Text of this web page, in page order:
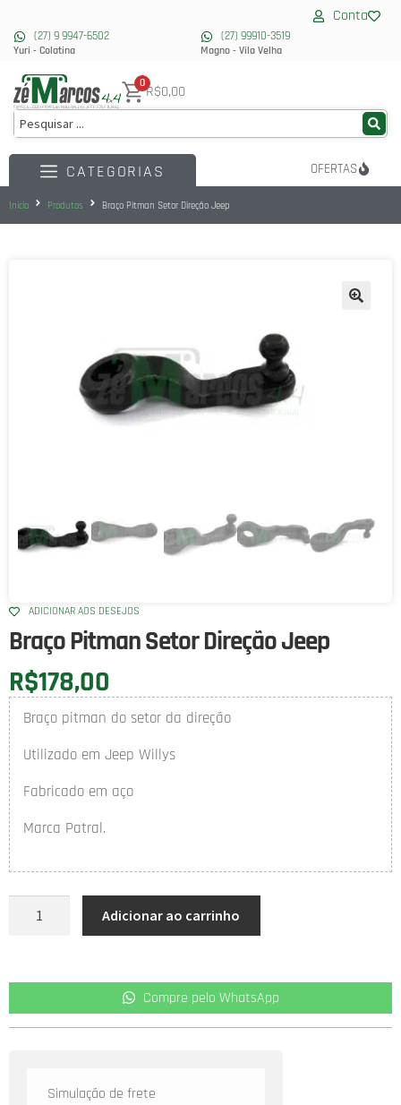
(27) 9 9947-6502
Yuri - Colatina
(27) 99910-3519
Magno - Vila Velha
Conta
0R$0,00
CATEGORIAS OFERTAS
Início Produtos Braço Pitman Setor Direção Jeep
ADICIONAR AOS DESEJOS
Braço Pitman Setor Direção Jeep
R$178,00
Braço pitman do setor da direção
Utilizado em Jeep Willys
Fabricado em aço
Marca Patral.
Adicionar ao carrinho
Compre pelo WhatsApp
Simulação de frete